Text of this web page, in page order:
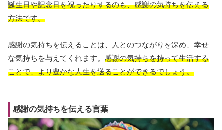
誕生日や記念日を祝ったりするのも、感謝の気持ちを伝える
方法です。
感謝の気持ちを伝えることは、人とのつながりを深め、幸せ
な気持ちを与えてくれます。 感謝の気持ちを持って生活する
ことで、より豊かな人生を送ることができるでしょう。
感謝の気持ちを伝える言葉